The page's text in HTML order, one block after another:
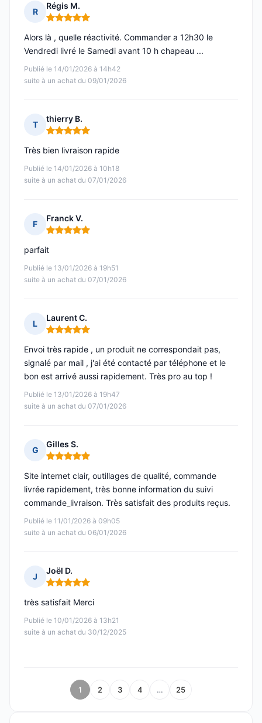
R
Régis M.
Note : 5 sur 5
Publié le 14/01/2026 à 14h42
suite à un achat du 09/01/2026
Alors là , quelle réactivité. Commander a 12h30 le
Vendredi livré le Samedi avant 10 h chapeau ...
T
thierry B.
Note : 5 sur 5
Publié le 14/01/2026 à 10h18
suite à un achat du 07/01/2026
Très bien livraison rapide
F
Franck V.
Note : 5 sur 5
Publié le 13/01/2026 à 19h51
suite à un achat du 07/01/2026
parfait
L
Laurent C.
Note : 5 sur 5
Publié le 13/01/2026 à 19h47
suite à un achat du 07/01/2026
Envoi très rapide , un produit ne correspondait pas,
signalé par mail , j'ai été contacté par téléphone et le
bon est arrivé aussi rapidement. Très pro au top !
G
Gilles S.
Note : 5 sur 5
Publié le 11/01/2026 à 09h05
suite à un achat du 06/01/2026
Site internet clair, outillages de qualité, commande
livrée rapidement, très bonne information du suivi
commande_livraison. Très satisfait des produits reçus.
J
Joël D.
Note : 5 sur 5
Publié le 10/01/2026 à 13h21
suite à un achat du 30/12/2025
très satisfait Merci
1 2 3 4 … 25